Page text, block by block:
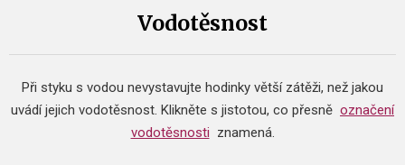
Vodotěsnost
Při styku s vodou nevystavujte hodinky větší zátěži, než jakou
uvádí jejich vodotěsnost. Klikněte s jistotou, co přesně označení
vodotěsnosti znamená.